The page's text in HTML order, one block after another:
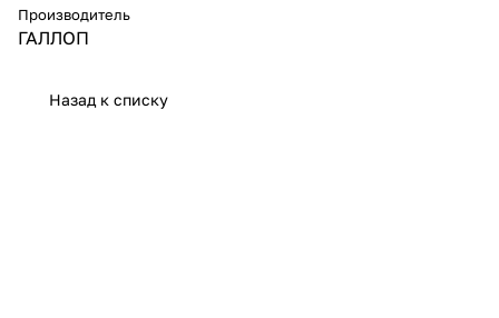
Производитель
ГАЛЛОП
Назад к списку